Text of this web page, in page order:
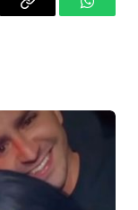
Copy